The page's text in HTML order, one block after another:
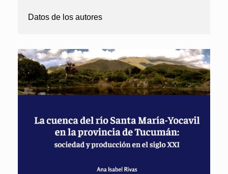
Datos de los autores